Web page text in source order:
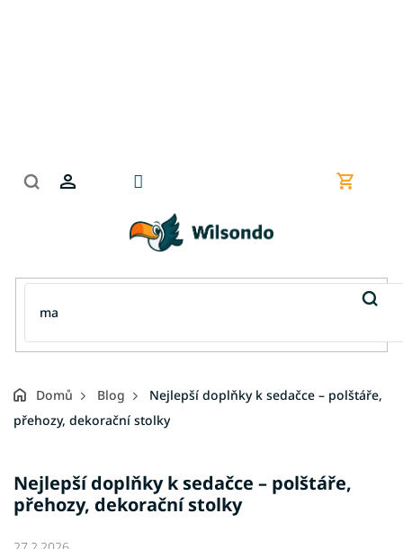
Nákupní
Domů Blog
Nejlepší doplňky k sedačce – polštáře,
přehozy, dekorační stolky
Nejlepší doplňky k sedačce – polštáře,
přehozy, dekorační stolky